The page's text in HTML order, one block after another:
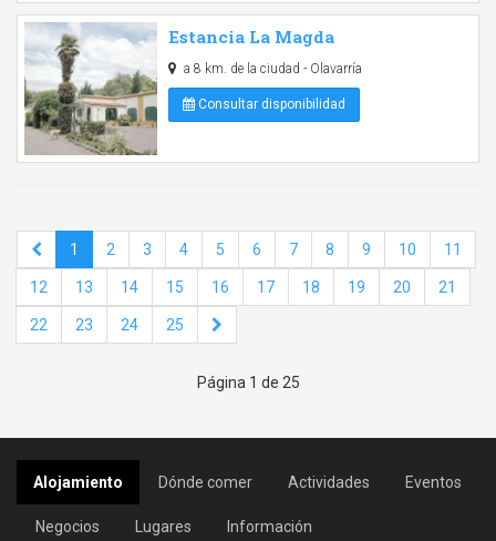
Estancia La Magda
a 8 km. de la ciudad - Olavarría
Consultar disponibilidad
1 2 3 4 5 6 7 8 9 10 11
12 13 14 15 16 17 18 19 20 21
22 23 24 25
Página 1 de 25
Alojamiento Dónde comer Actividades Eventos
Negocios Lugares Información